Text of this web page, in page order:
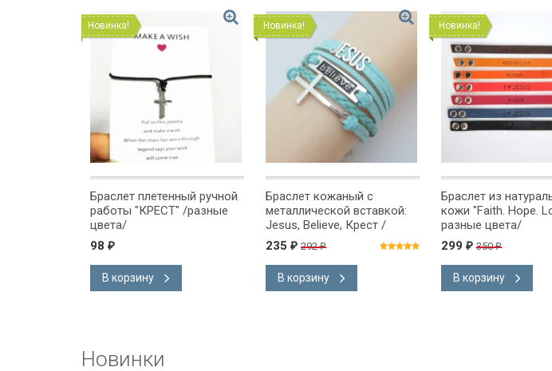
Новинка!
Браслет плетенный ручной
работы "КРЕСТ" /разные
цвета/
98 ₽
В корзину
Новинка!
Браслет кожаный с
металлической вставкой:
Jesus, Believe, Крест /
разные цвета/
235 ₽ 292₽
В корзину
Новинка!
Браслет из
кожи "Faith. Hope.
разные цвета/
299 ₽ 350₽
В корзину
Новинки